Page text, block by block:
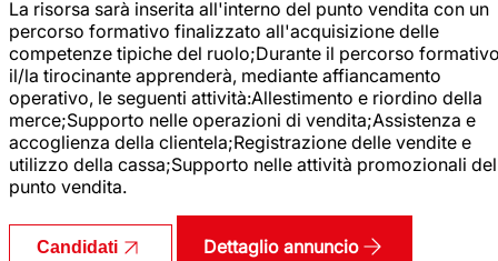
La risorsa sarà inserita all'interno del punto vendita con un
percorso formativo finalizzato all'acquisizione delle
competenze tipiche del ruolo;Durante il percorso
il/la tirocinante apprenderà, mediante affiancamento
operativo, le seguenti attività:Allestimento e riordino della
merce;Supporto nelle operazioni di vendita;Assistenza e
accoglienza della clientela;Registrazione delle vendite e
utilizzo della cassa;Supporto nelle attività promozionali del
punto vendita.
Candidati Dettaglio annuncio